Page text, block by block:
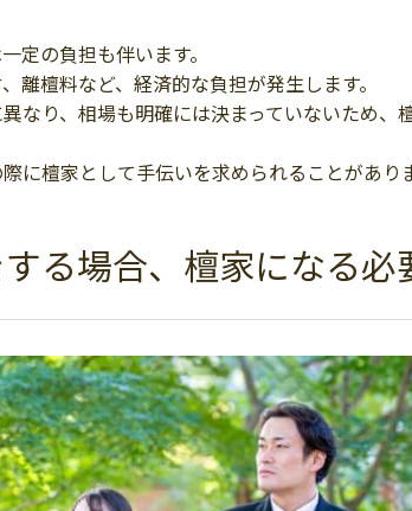
定の負担も伴います。
離檀料など、経済的な負担が発生します。
なり、相場も明確には決まっていないため、
に檀家として手伝いを求められることがあり
る場合、檀家になる必